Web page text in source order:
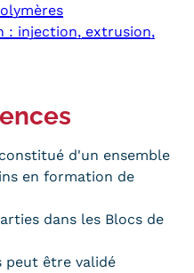
: injection, extrusion,
d'un ensemble
en formation de
dans les Blocs de
peut être validé